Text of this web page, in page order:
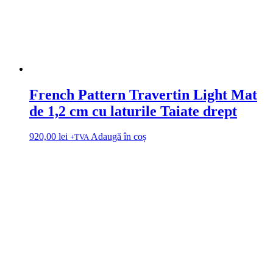
French Pattern Travertin Light Mat
de 1,2 cm cu laturile Taiate drept
920,00 lei +TVA Adaugă în coș